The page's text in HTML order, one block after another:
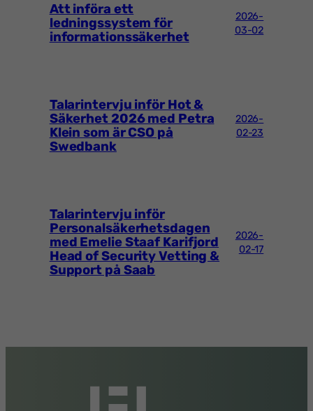
Att införa ett
ledningssystem för
informationssäkerhet
2026-
03-02
Talarintervju inför Hot &
Säkerhet 2026 med Petra
Klein som är CSO på
Swedbank
2026-
02-23
Talarintervju inför
Personalsäkerhetsdagen
med Emelie Staaf Karifjord
Head of Security Vetting &
Support på Saab
2026-
02-17